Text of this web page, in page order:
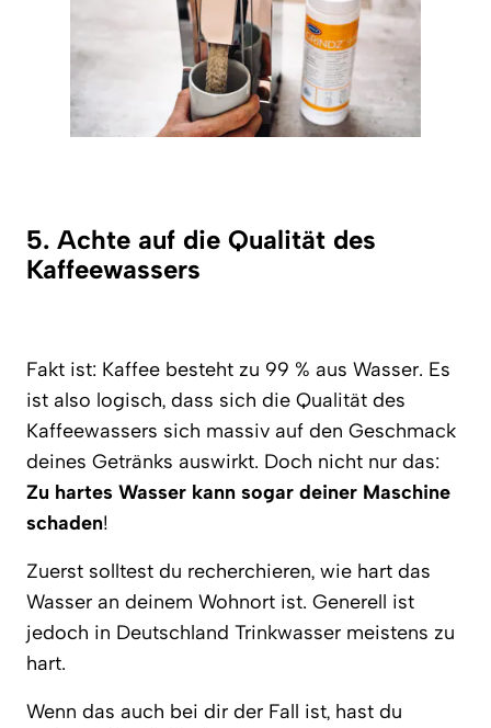
5. Achte auf die Qualität des
Kaffeewassers
Fakt ist: Kaffee besteht zu 99 % aus Wasser. Es
ist also logisch, dass sich die Qualität des
Kaffeewassers sich massiv auf den Geschmack
deines Getränks auswirkt. Doch nicht nur das:
Zu hartes Wasser kann sogar deiner Maschine
schaden!
Zuerst solltest du recherchieren, wie hart das
Wasser an deinem Wohnort ist. Generell ist
jedoch in Deutschland Trinkwasser meistens zu
hart.
Wenn das auch bei dir der Fall ist, hast du